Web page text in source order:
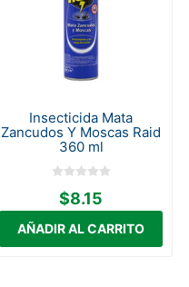
Insecticida Mata
Zancudos Y Moscas Raid
360 ml
$8.15